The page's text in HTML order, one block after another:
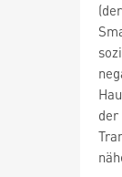
der